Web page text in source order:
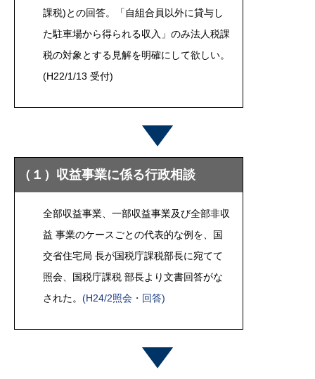
課税)との回答。「自組合員以外に貸与し
た駐車場から得られる収入」のみ法人税課
税の対象とする見解を明確にして欲しい。
(H22/1/13 受付)
（１）収益事業に係る行政相談
全部収益事業、一部収益事業及び全部非収
益 事業のケースごとの代表的な例を、国
交省住宅局 長が国税庁課税部長に宛てて
照会、国税庁課税 部長より文書回答がな
された。 (H24/2照会・回答)